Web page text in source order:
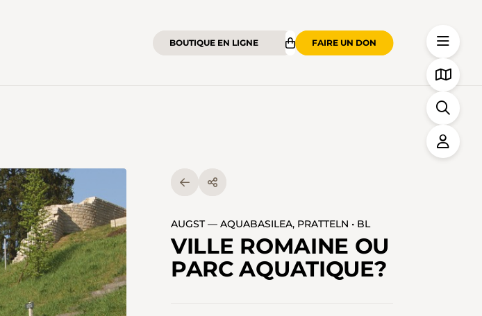
BOUTIQUE EN LIGNE FAIRE UN DON
AUGST — AQUABASILEA, PRATTELN • BL
VILLE ROMAINE OU
PARC AQUATIQUE?